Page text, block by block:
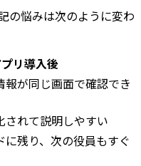
の悩みは次のように変わ
プリ導入後
報が同じ画面で確認でき
されて説明しやすい
に残り、次の役員もすぐ